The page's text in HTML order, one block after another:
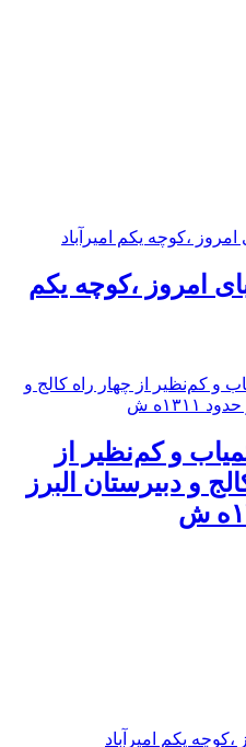
امروز ،کوچه یکم
و کم‌نظیر از
و دبيرستان البرز